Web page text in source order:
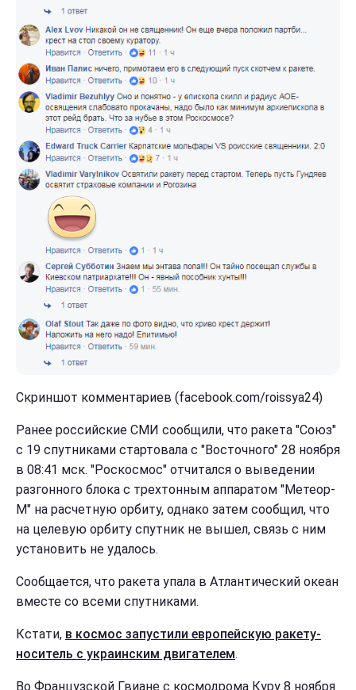
Скриншот комментариев (facebook.com/roissya24)
Ранее российские СМИ сообщили, что ракета "Союз"
с 19 спутниками стартовала с "Восточного" 28 ноября
в 08:41 мск. "Роскосмос" отчитался о выведении
разгонного блока с трехтонным аппаратом "Метеор-
М" на расчетную орбиту, однако затем сообщил, что
на целевую орбиту спутник не вышел, связь с ним
установить не удалось.
Сообщается, что ракета упала в Атлантический океан
вместе со всеми спутниками.
Кстати, в космос запустили европейскую ракету-
носитель с украинским двигателем.
Во Французской Гвиане с космодрома Куру 8 ноября